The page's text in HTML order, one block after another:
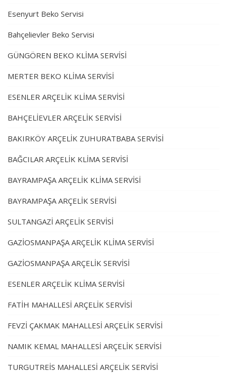
Esenyurt Beko Servisi
Bahçelievler Beko Servisi
GÜNGÖREN BEKO KLİMA SERVİSİ
MERTER BEKO KLİMA SERVİSİ
ESENLER ARÇELİK KLİMA SERVİSİ
BAHÇELİEVLER ARÇELİK SERVİSİ
BAKIRKÖY ARÇELİK ZUHURATBABA SERVİSİ
BAĞCILAR ARÇELİK KLİMA SERVİSİ
BAYRAMPAŞA ARÇELİK KLİMA SERVİSİ
BAYRAMPAŞA ARÇELİK SERVİSİ
SULTANGAZİ ARÇELİK SERVİSİ
GAZİOSMANPAŞA ARÇELİK KLİMA SERVİSİ
GAZİOSMANPAŞA ARÇELİK SERVİSİ
ESENLER ARÇELİK KLİMA SERVİSİ
FATİH MAHALLESİ ARÇELİK SERVİSİ
FEVZİ ÇAKMAK MAHALLESİ ARÇELİK SERVİSİ
NAMIK KEMAL MAHALLESİ ARÇELİK SERVİSİ
TURGUTREİS MAHALLESİ ARÇELİK SERVİSİ